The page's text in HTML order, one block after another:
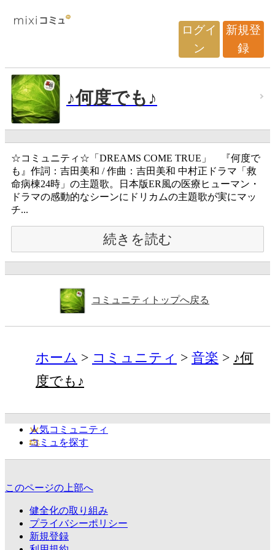
ログイ
ン
新規登
録
♪何度でも♪
☆コミュニティ☆「DREAMS COME TRUE」 『何度で
も』作詞：吉田美和 / 作曲：吉田美和 中村正ドラマ「救
命病棟24時」の主題歌。日本版ER風の医療ヒューマン・
ドラマの感動的なシーンにドリカムの主題歌が実にマッ
チ...
続きを読む
コミュニティトップへ戻る
ホーム コミュニティ 音楽
♪何
度でも♪
人気コミュニティ
コミュを探す
このページの上部へ
健全化の取り組み
プライバシーポリシー
新規登録